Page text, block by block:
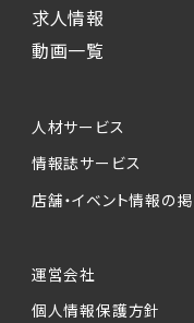
求人情報
動画一覧
人材サービス
情報誌サービス
店舗・イベント情報の
運営会社
個人情報保護方針